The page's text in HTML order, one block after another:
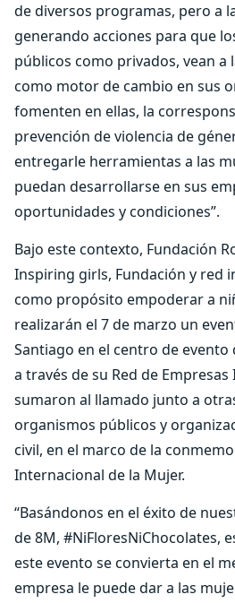
de diversos programas, pero a
generando acciones para que
públicos como privados, vean a
como motor de cambio en sus
fomenten en ellas, la
prevención de violencia de
entregarle herramientas a las
puedan desarrollarse en sus
oportunidades y condiciones”.
Bajo este contexto, Fundación
Inspiring girls, Fundación y red
como propósito empoderar a
realizarán el 7 de marzo un
Santiago en el centro de evento
a través de su Red de Empresas
sumaron al llamado junto a
organismos públicos y
civil, en el marco de la
Internacional de la Mujer.
“Basándonos en el éxito de
de 8M, #NiFloresNiChocolates,
este evento se convierta en el
empresa le puede dar a las